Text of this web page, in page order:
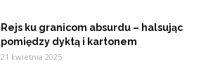
Rejs ku granicom absurdu – halsując
pomiędzy dyktą i kartonem
21 kwietnia 2025